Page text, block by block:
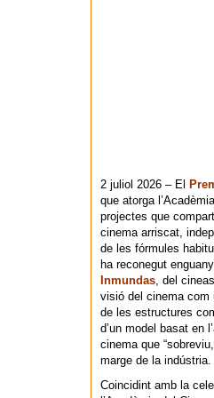
2 juliol 2026 – El
que atorga
projectes que
cinema arriscat,
de les fórmules
ha reconegut
Inmundas, del
visió del cinema com
de les estructures
d’un model basat en
cinema que
marge de la indústria.
Coincidint amb la